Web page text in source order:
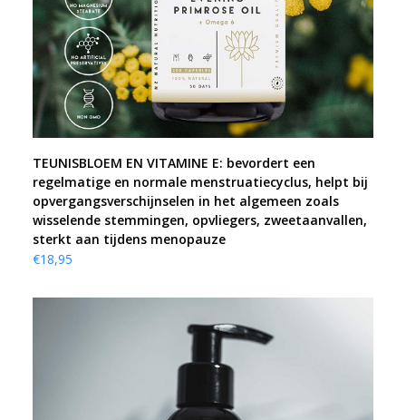
TEUNISBLOEM EN VITAMINE E: bevordert een
regelmatige en normale menstruatiecyclus, helpt bij
opvergangsverschijnselen in het algemeen zoals
wisselende stemmingen, opvliegers, zweetaanvallen,
sterkt aan tijdens menopauze
€18,95